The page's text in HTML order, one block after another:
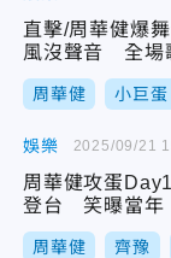
直擊/周華健爆
風沒聲音 全場
周華健 小巨蛋
娛樂
周華健攻蛋
登台 笑曝當年
周華健 齊豫
2025/09/21